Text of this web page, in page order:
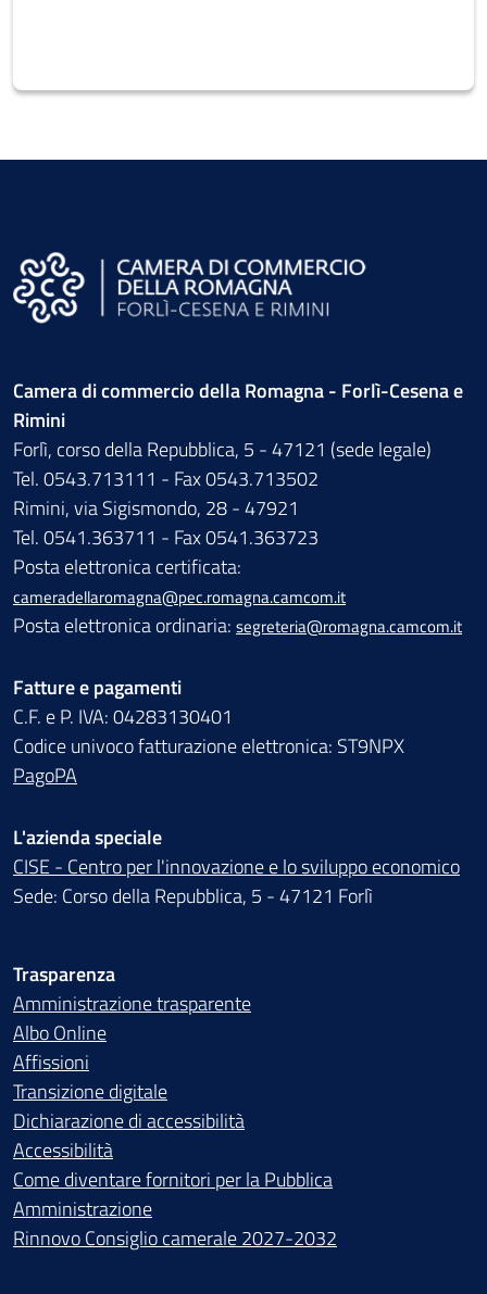
Camera di commercio della Romagna - Forlì-Cesena e
Rimini
Forlì, corso della Repubblica, 5 - 47121 (sede legale)
Tel. 0543.713111 - Fax 0543.713502
Rimini, via Sigismondo, 28 - 47921
Tel. 0541.363711 - Fax 0541.363723
Posta elettronica certificata:
cameradellaromagna@pec.romagna.camcom.it
Posta elettronica ordinaria: segreteria@romagna.camcom.it
Fatture e pagamenti
C.F. e P. IVA: 04283130401
Codice univoco fatturazione elettronica: ST9NPX
PagoPA
L'azienda speciale
CISE - Centro per l'innovazione e lo sviluppo economico
Sede: Corso della Repubblica, 5 - 47121 Forlì
Trasparenza
Amministrazione trasparente
Albo Online
Affissioni
Transizione digitale
Dichiarazione di accessibilità
Accessibilità
Come diventare fornitori per la Pubblica
Amministrazione
Rinnovo Consiglio camerale 2027-2032